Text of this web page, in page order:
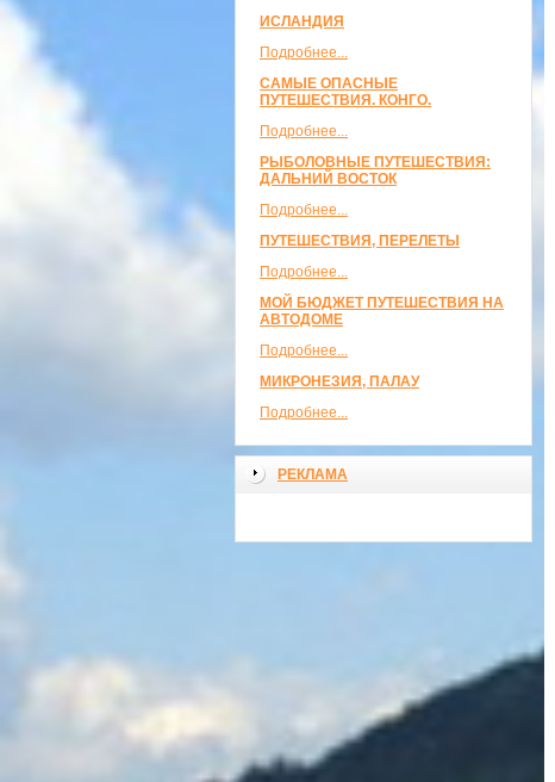
ИСЛАНДИЯ
Подробнее...
САМЫЕ ОПАСНЫЕ
ПУТЕШЕСТВИЯ. КОНГО.
Подробнее...
РЫБОЛОВНЫЕ ПУТЕШЕСТВИЯ:
ДАЛЬНИЙ ВОСТОК
Подробнее...
ПУТЕШЕСТВИЯ, ПЕРЕЛЕТЫ
Подробнее...
МОЙ БЮДЖЕТ ПУТЕШЕСТВИЯ НА
АВТОДОМЕ
Подробнее...
МИКРОНЕЗИЯ, ПАЛАУ
Подробнее...
РЕКЛАМА